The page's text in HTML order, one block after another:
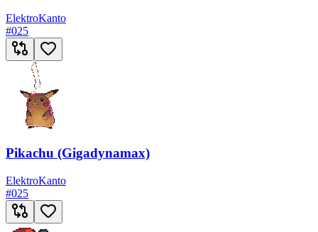
ElektroKanto
#025
Pikachu (Gigadynamax)
ElektroKanto
#025